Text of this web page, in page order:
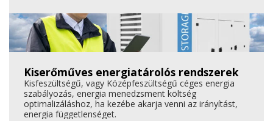
Kiserőműves energiatárolós rendszerek
Kisfeszültségű, vagy Középfeszültségű céges energia
szabályozás, energia menedzsment költség
optimalizáláshoz, ha kezébe akarja venni az irányítást,
energia függetlenséget.